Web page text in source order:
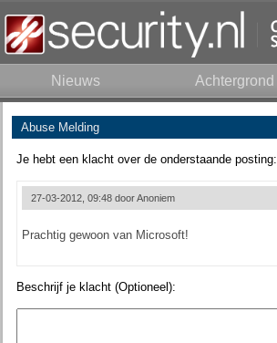
Nieuws Achtergrond
Abuse Melding
Je hebt een klacht over de onderstaande posting:
27-03-2012, 09:48 doorAnoniem
Prachtig gewoon van Microsoft!
Beschrijf je klacht (Optioneel):